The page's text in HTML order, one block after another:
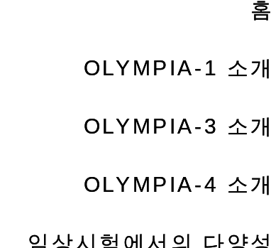
홈
OLYMPIA-1 소개
OLYMPIA-3 소개
OLYMPIA-4 소개
임상시험에서의 다양성